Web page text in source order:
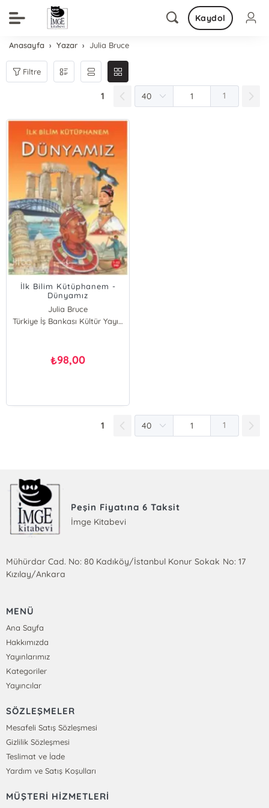
Kaydol
Anasayfa Yazar Julia Bruce
Filtre
1 1
İlk Bilim Kütüphanem -
Dünyamız
Julia Bruce
Türkiye İş Bankası Kültür Yayınları
₺98,00
1 1
Peşin Fiyatına 6 Taksit
İmge Kitabevi
Mühürdar Cad. No: 80 Kadıköy/İstanbul Konur Sokak No: 17
Kızılay/Ankara
MENÜ
Ana Sayfa
Hakkımızda
Yayınlarımız
Kategoriler
Yayıncılar
SÖZLEŞMELER
Mesafeli Satış Sözleşmesi
Gizlilik Sözleşmesi
Teslimat ve İade
Yardım ve Satış Koşulları
MÜŞTERİ HİZMETLERİ